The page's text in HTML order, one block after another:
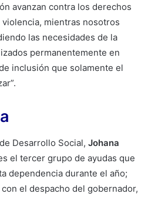
avanzan contra los derechos
mientras nosotros
las necesidades de la
permanentemente en
inclusión que solamente el
Desarrollo Social, Johana
el tercer grupo de ayudas que
dependencia durante el año;
el despacho del gobernador,